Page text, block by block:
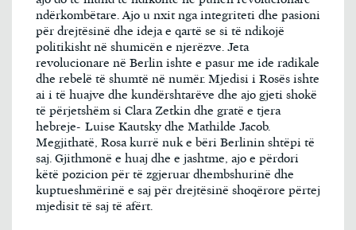
ndërkombëtare. Ajo u nxit nga integriteti dhe pasioni
për drejtësinë dhe ideja e qartë se si të ndikojë
politikisht në shumicën e njerëzve. Jeta
revolucionare në Berlin ishte e pasur me ide radikale
dhe rebelë të shumtë në numër. Mjedisi i Rosës ishte
ai i të huajve dhe kundërshtarëve dhe ajo gjeti shokë
të përjetshëm si Clara Zetkin dhe gratë e tjera
hebreje- Luise Kautsky dhe Mathilde Jacob.
Megjithatë, Rosa kurrë nuk e bëri Berlinin shtëpi të
saj. Gjithmonë e huaj dhe e jashtme, ajo e përdori
këtë pozicion për të zgjeruar dhembshurinë dhe
kuptueshmërinë e saj për drejtësinë shoqërore përtej
mjedisit të saj të afërt.